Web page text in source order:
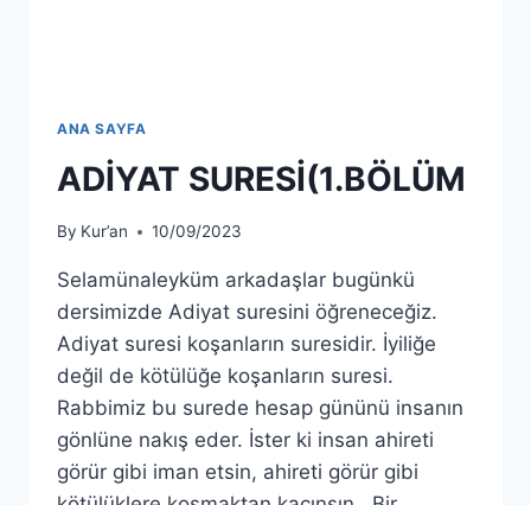
ANA SAYFA
ADİYAT SURESİ(1.BÖLÜM
By Kur’an 10/09/2023
Selamünaleyküm arkadaşlar bugünkü
dersimizde Adiyat suresini öğreneceğiz.
Adiyat suresi koşanların suresidir. İyiliğe
değil de kötülüğe koşanların suresi.
Rabbimiz bu surede hesap gününü insanın
gönlüne nakış eder. İster ki insan ahireti
görür gibi iman etsin, ahireti görür gibi